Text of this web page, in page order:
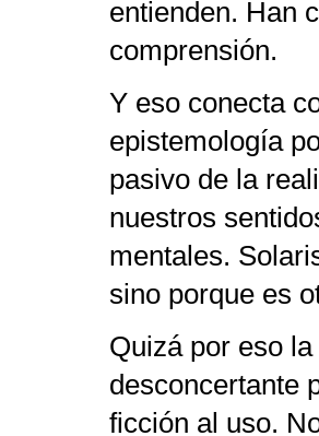
entienden. Han
comprensión.
Y eso conecta
epistemología
pasivo de la
nuestros
mentales.
sino porque es
Quizá por eso
desconcertante
ficción al uso.